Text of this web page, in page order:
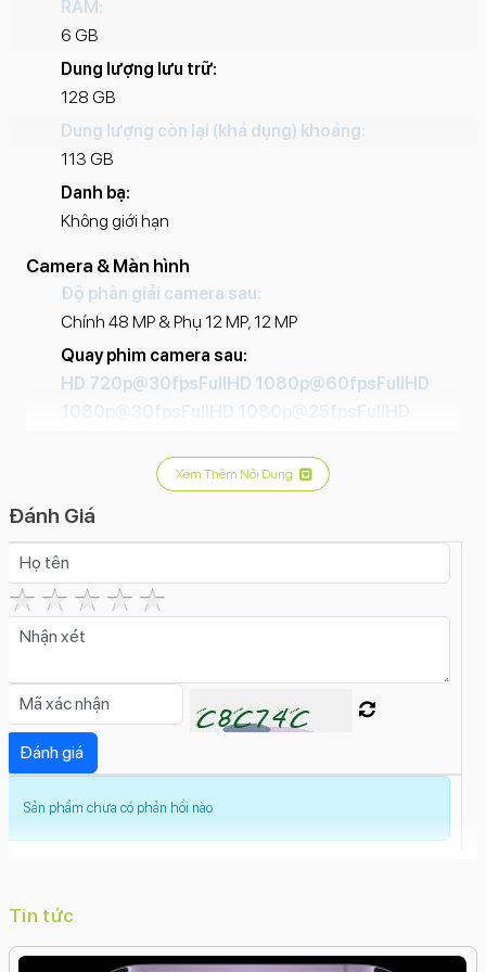
RAM:
6 GB
Dung lượng lưu trữ:
128 GB
Dung lượng còn lại (khả dụng) khoảng:
113 GB
Danh bạ:
Không giới hạn
Camera & Màn hình
Độ phân giải camera sau:
Chính 48 MP & Phụ 12 MP, 12 MP
Quay phim camera sau:
HD 720p@30fpsFullHD 1080p@60fpsFullHD
FullHD 1080p@25fps
FullHD
1080p@120fps4K 2160p@60fps
2160p@30fps4K 2160p@25fps
2160p@24fps
Đèn Flash camera sau:
Có
Tính năng camera sau:
Ảnh Raw
cảnh (Panorama)
Smart HDR 4Siêu độ phân
giảiSiêu cận (Macro)Quay video ProRes
chậm (Slow Motion)
FusionCinematicChống rung quang học (OIS)
độ hành động (Action Mode)Chân dung đêmBộ
Độ phân giải camera trước:
Xem Thêm Nội Dung
Đánh Giá
Sản phẩm chưa có phản hồi nào
Mode
Tin tức